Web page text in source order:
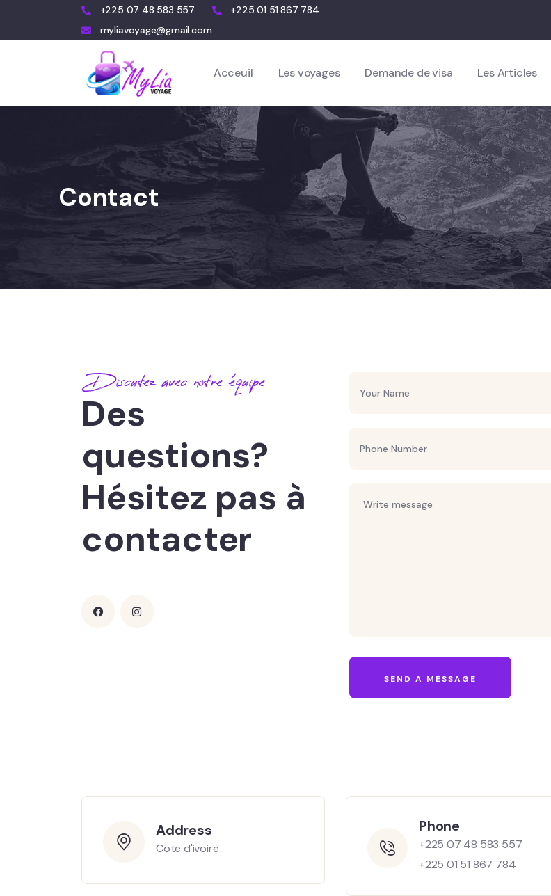
+225 07 48 583 557
+225 01 51 867 784
myliavoyage@gmail.com
Acceuil Les voyages Demande de visa Les Articles
Contact
Discutez avec notre équipe
Des
questions?
Hésitez pas à
contacter
Address
Cote d'ivoire
Phone
+225 07 48 583 557
+225 01 51 867 784